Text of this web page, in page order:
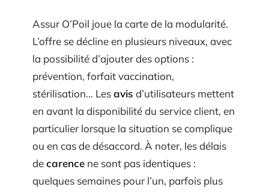
Assur O’Poil joue la carte de la modularité.
L’offre se décline en plusieurs niveaux, avec
la possibilité d’ajouter des options :
prévention, forfait vaccination,
stérilisation… Lesavis d’utilisateurs mettent
en avant la disponibilité du service client, en
particulier lorsque la situation se complique
ou en cas de désaccord. À noter, les délais
decarence ne sont pas identiques :
quelques semaines pour l’un, parfois plus